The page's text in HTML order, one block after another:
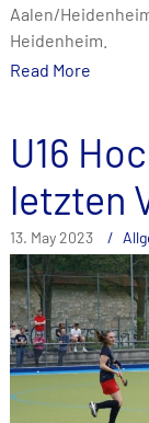
Aalen/
Heidenheim.
Read More
U16
letzten
13. May 2023